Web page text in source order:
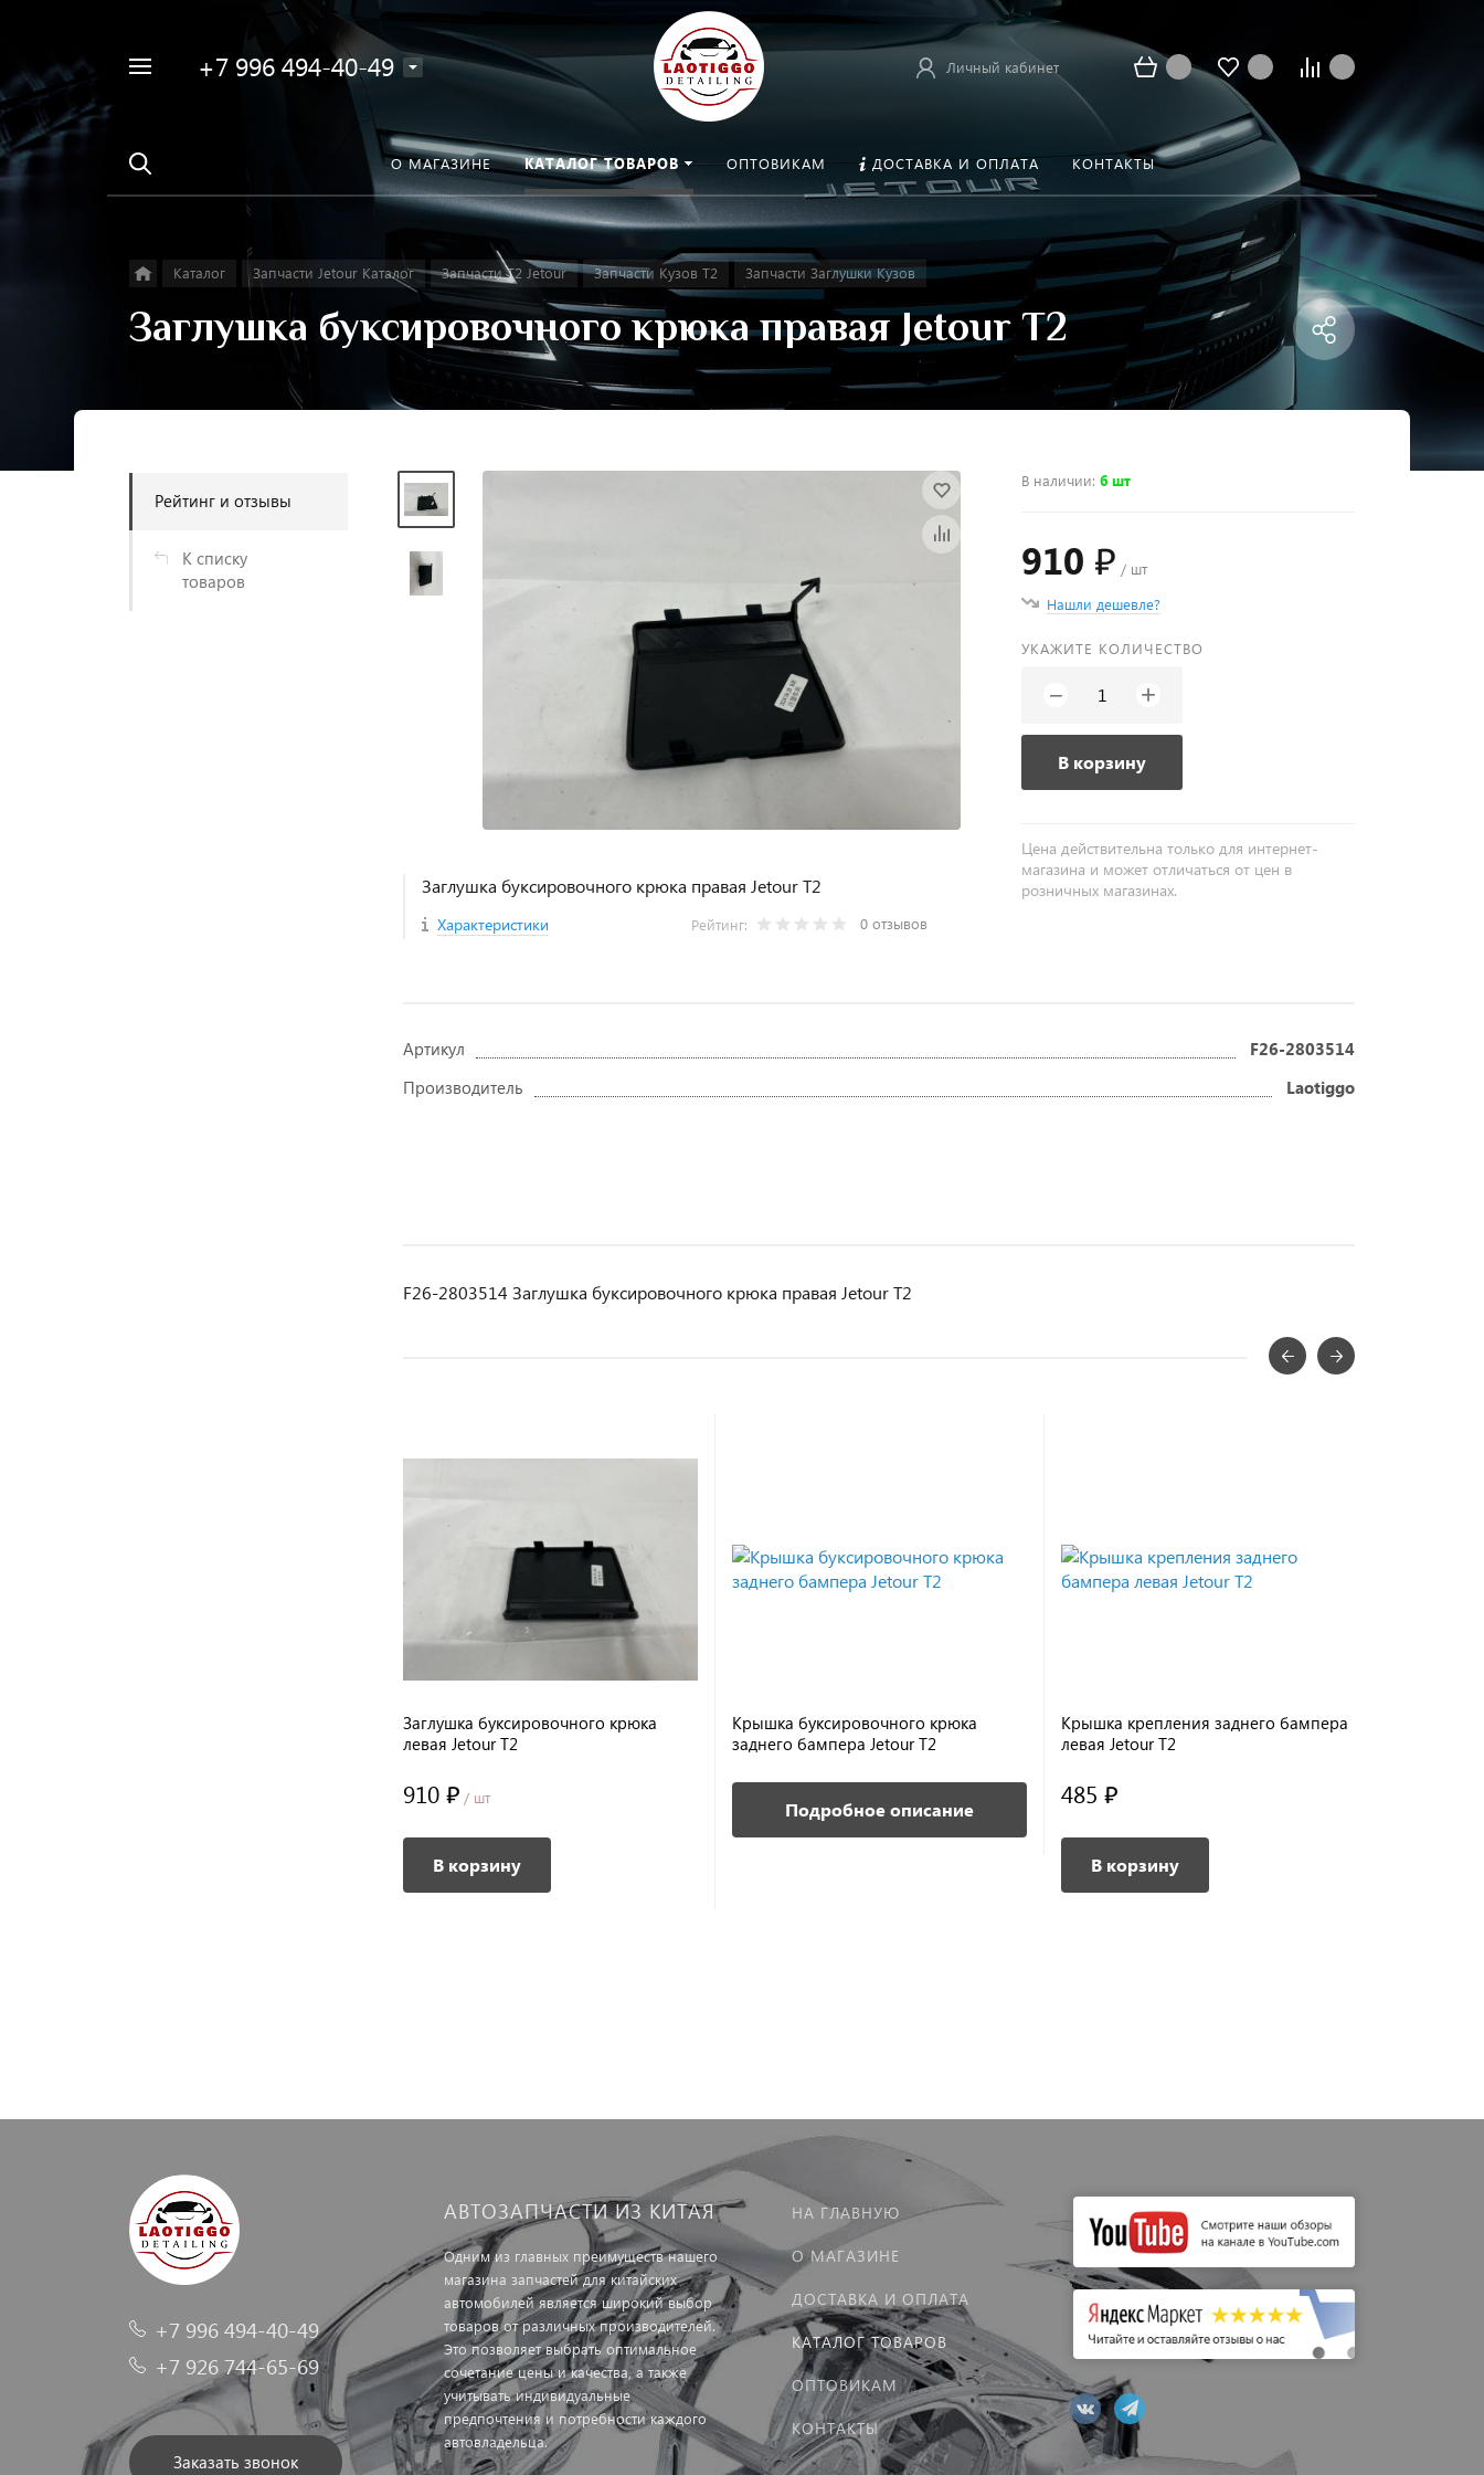
Например,
Фара
+7 996 494-40-49 Личный кабинет
О МАГАЗИНЕ КАТАЛОГ ТОВАРОВ ОПТОВИКАМ ДОСТАВКА И ОПЛАТА КОНТАКТЫ
Каталог Запчасти Jetour Каталог Запчасти T2 Jetour Запчасти Кузов T2 Запчасти Заглушки Кузов
Заглушка буксировочного крюка правая Jetour T2
Рейтинг и отзывы
К списку
товаров
Заглушка буксировочного крюка правая Jetour T2
Характеристики Рейтинг: 0 отзывов
В наличии:6 шт
910 ₽ / шт
Нашли дешевле?
УКАЖИТЕ КОЛИЧЕСТВО
− +
В корзину
Цена действительна только для интернет-
магазина и может отличаться от цен в
розничных магазинах.
Артикул
F26-2803514
Производитель
Laotiggo
F26-2803514 Заглушка буксировочного крюка правая Jetour T2
Заглушка буксировочного крюка
левая Jetour T2
910 ₽ / шт
В корзину
Крышка буксировочного крюка
заднего бампера Jetour T2
Подробное описание
Крышка крепления заднего бампера
левая Jetour T2
485 ₽
В корзину
+7 996 494-40-49
+7 926 744-65-69
Заказать звонок
АВТОЗАПЧАСТИ ИЗ КИТАЯ
Одним из главных преимуществ нашего
магазина запчастей для китайских
автомобилей является широкий выбор
товаров от различных производителей.
Это позволяет выбрать оптимальное
сочетание цены и качества, а также
учитывать индивидуальные
предпочтения и потребности каждого
автовладельца.
НА ГЛАВНУЮ
О МАГАЗИНЕ
ДОСТАВКА И ОПЛАТА
КАТАЛОГ ТОВАРОВ
ОПТОВИКАМ
КОНТАКТЫ